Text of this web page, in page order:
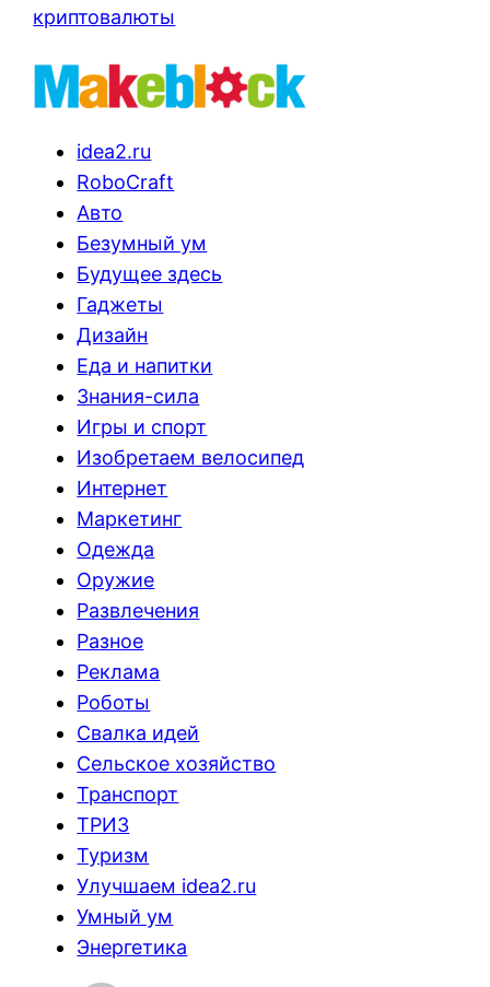
криптовалюты
idea2.ru
RoboCraft
Авто
Безумный ум
Будущее здесь
Гаджеты
Дизайн
Еда и напитки
Знания-сила
Игры и спорт
Изобретаем велосипед
Интернет
Маркетинг
Одежда
Оружие
Развлечения
Разное
Реклама
Роботы
Свалка идей
Сельское хозяйство
Транспорт
ТРИЗ
Туризм
Улучшаем idea2.ru
Умный ум
Энергетика